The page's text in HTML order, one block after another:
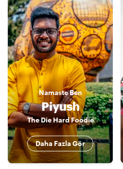
NamasteBen
Piyush
The Die Hard Foodie
Daha Fazla Gör